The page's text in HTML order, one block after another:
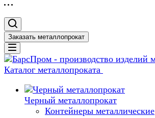
Заказать металлопрокат
Каталог металлопроката
Черный металлопрокат
Контейнеры металлические